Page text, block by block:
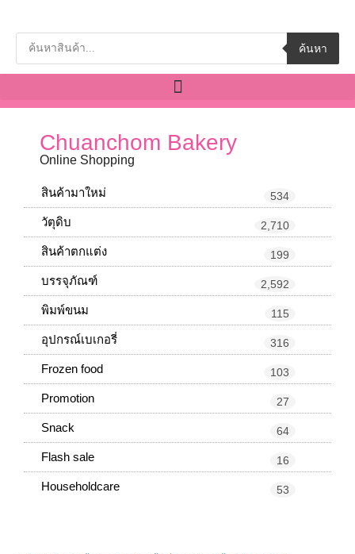
ค้นหา
Chuanchom Bakery
Online Shopping
สินค้ามาใหม่ 534
วัตุดิบ 2,710
สินค้าตกแต่ง 199
บรรจุภัณฑ์ 2,592
พิมพ์ขนม 115
อุปกรณ์เบเกอรี่ 316
Frozen food 103
Promotion 27
Snack 64
Flash sale 16
Householdcare 53